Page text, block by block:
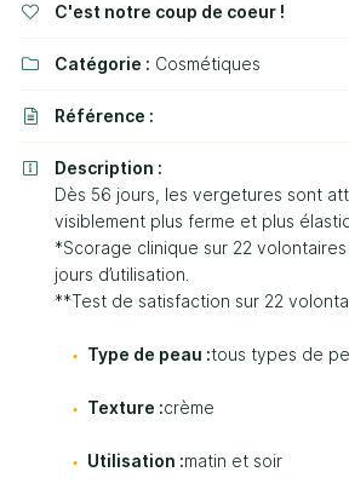
Voir
Adresse email de réception
En cochant cette case, vous consentez à recevoir
commerciales à l'adresse email indiqué ci-dessus.
Inscription
 C'est notre coup de coeur !
 Catégorie : Cosmétiques
 Référence :

Description :
Dès 56 jours, les vergetures sont
visiblement plus ferme et plus
*Scorage clinique sur 22
jours d’utilisation.
**Test de satisfaction sur 22
Type de peau :tous types de
Texture :crème
Utilisation :matin et soir